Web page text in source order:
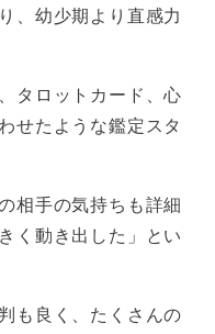
、幼少期より直感力
タロットカード、心
せたような鑑定スタ
相手の気持ちも詳細
く動き出した」とい
も良く、たくさんの